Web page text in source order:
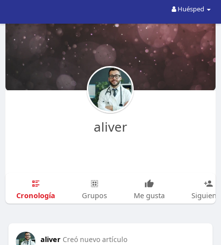
Huésped
aliver
Cronología Grupos Me gusta
aliver Creó nuevo artículo